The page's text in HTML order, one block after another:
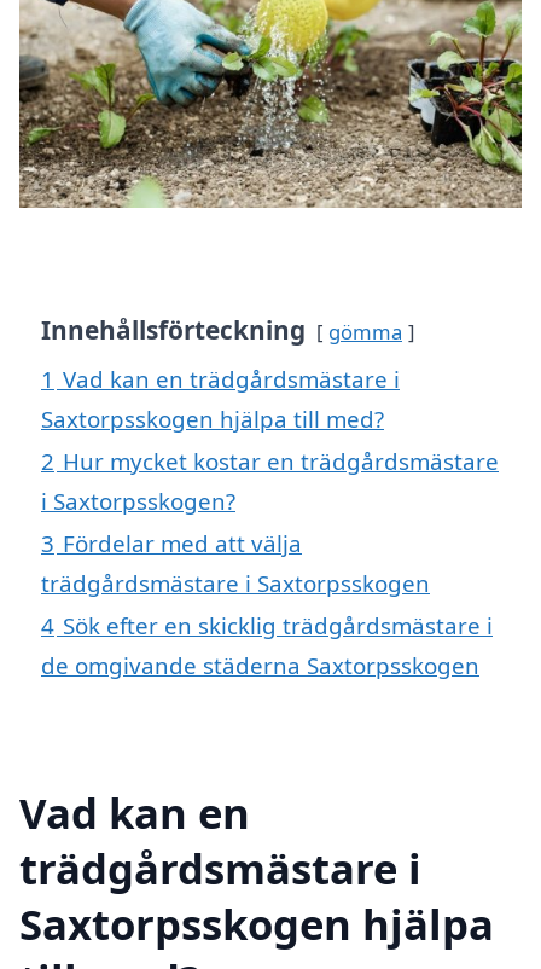
Innehållsförteckning gömma
1 Vad kan en trädgårdsmästare i
Saxtorpsskogen hjälpa till med?
2 Hur mycket kostar en trädgårdsmästare
i Saxtorpsskogen?
3 Fördelar med att välja
trädgårdsmästare i Saxtorpsskogen
4 Sök efter en skicklig trädgårdsmästare i
de omgivande städerna Saxtorpsskogen
Vad kan en
trädgårdsmästare i
Saxtorpsskogen hjälpa